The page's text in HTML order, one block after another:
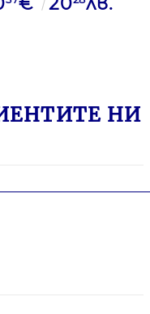
21.2MM N65
НИ